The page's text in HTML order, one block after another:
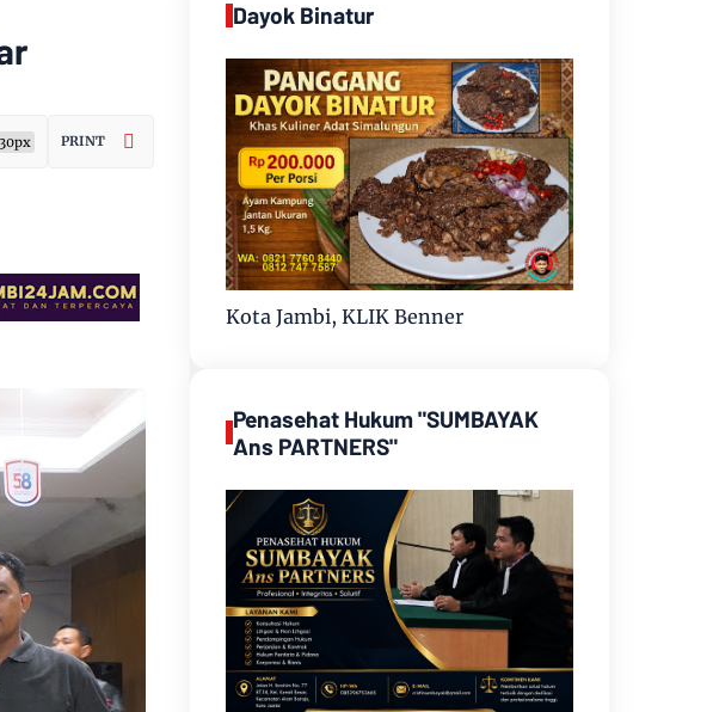
30px PRINT
Dayok Binatur
Kota Jambi, KLIK Benner
Penasehat Hukum "SUMBAYAK
Ans PARTNERS"